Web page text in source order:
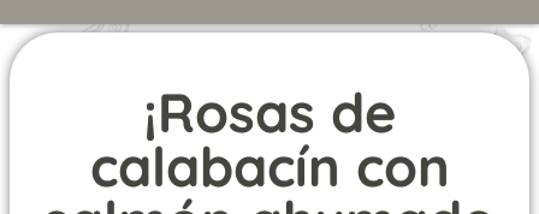
¡Rosas de
calabacín con